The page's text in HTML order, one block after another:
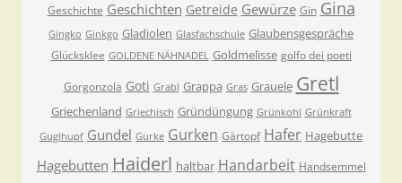
Geschichte Geschichten Getreide Gewürze Gin Gina
Gingko Ginkgo Gladiolen Glasfachschule Glaubensgespräche
Glücksklee GOLDENE NÄHNADEL Goldmelisse golfo dei poeti
Gorgonzola Goti Grabl Grappa Gras Grauele Gretl
Griechenland Griechisch Gründüngung Grünkohl Grünkraft
Guglhupf Gundel Gurke Gurken Gärtopf Hafer Hagebutte
Hagebutten Haiderl haltbar Handarbeit Handsemmel